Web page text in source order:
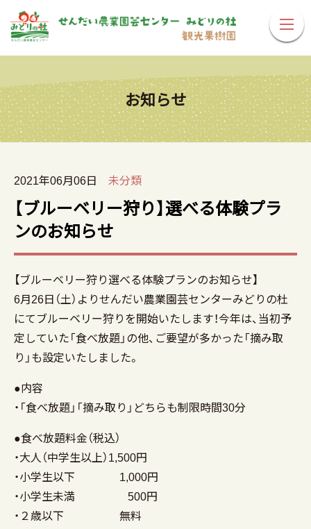
お知らせ
2021年06月06日 未分類
【ブルーベリー狩り】選べる体験プラ
ンのお知らせ
【ブルーベリー狩り選べる体験プランのお知らせ】
6月26日（土）よりせんだい農業園芸センターみどりの杜
にてブルーベリー狩りを開始いたします！今年は、当初予
定していた「食べ放題」の他、ご要望が多かった「摘み取
り」も設定いたしました。
●内容
・「食べ放題」「摘み取り」どちらも制限時間30分
●食べ放題料金（税込）
・大人（中学生以上）1,500円
・小学生以下 1,000円
・小学生未満 500円
・２歳以下 無料